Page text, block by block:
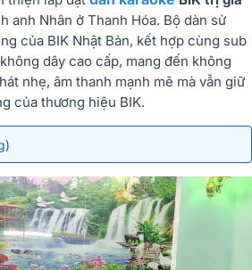
anh Nhân ở Thanh Hóa. Bộ dàn sử
của BIK Nhật Bản, kết hợp cùng sub
dây cao cấp, mang đến không
nhẹ, âm thanh mạnh mẽ mà vẫn giữ
của thương hiệu BIK.